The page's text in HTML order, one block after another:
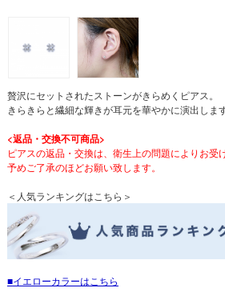
贅沢にセットされたストーンがきらめくピアス。
きらきらと繊細な輝きが耳元を華やかに演出します
<返品・交換不可商品>
ピアスの返品・交換は、衛生上の問題によりお受
予めご了承のほどお願い致します。
＜人気ランキングはこちら＞
イエローカラーはこちら